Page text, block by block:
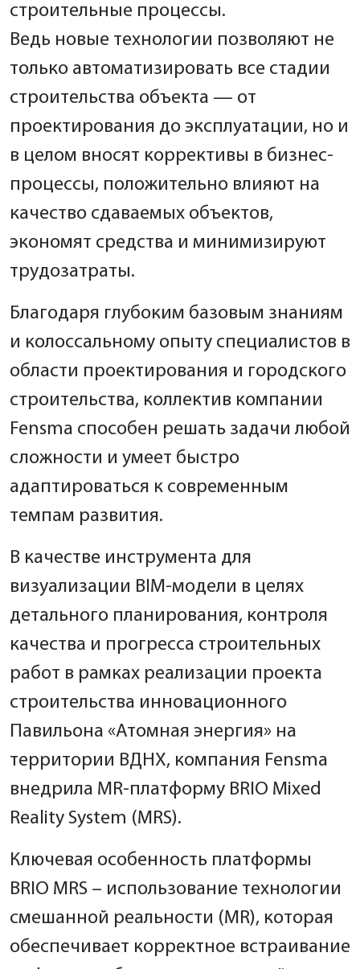
строительные процессы.
Ведь новые технологии позволяют не
только автоматизировать все стадии
строительства объекта — от
проектирования до эксплуатации, но и
в целом вносят коррективы в бизнес-
процессы, положительно влияют на
качество сдаваемых объектов,
экономят средства и минимизируют
трудозатраты.
Благодаря глубоким базовым знаниям
и колоссальному опыту специалистов в
области проектирования и городского
строительства, коллектив компании
Fensma способен решать задачи любой
сложности и умеет быстро
адаптироваться к современным
темпам развития.
В качестве инструмента для
визуализации BIM-модели в целях
детального планирования, контроля
качества и прогресса строительных
работ в рамках реализации проекта
строительства инновационного
Павильона «Атомная энергия» на
территории ВДНХ, компания Fensma
внедрила MR-платформу BRIO Mixed
Reality System (MRS).
Ключевая особенность платформы
BRIO MRS – использование технологии
смешанной реальности (MR), которая
обеспечивает корректное встраивание